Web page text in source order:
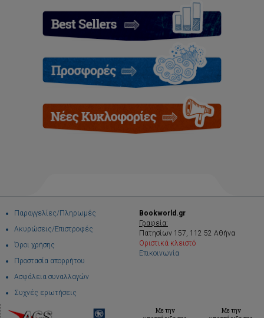
Παραγγελίες/Πληρωμές
Ακυρώσεις/Επιστροφές
Όροι χρήσης
Προστασία απορρήτου
Ασφάλεια συναλλαγών
Συχνές ερωτήσεις
Bookworld.gr
Γραφεία:
Πατησίων 157, 112 52 Αθήνα
Οριστικά κλειστό
Επικοινωνία
Με την
Με την